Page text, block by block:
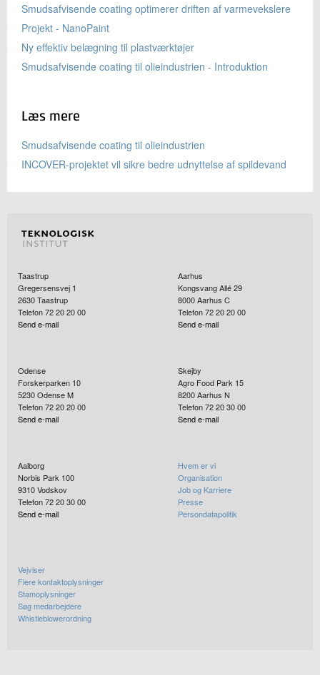
Smudsafvisende coating optimerer driften af varmevekslere
Projekt - NanoPaint
Ny effektiv belægning til plastværktøjer
Smudsafvisende coating til olieindustrien - Introduktion
Læs mere
Smudsafvisende coating til olieindustrien
INCOVER-projektet vil sikre bedre udnyttelse af spildevand
Taastrup
Gregersensvej 1
2630Taastrup
Telefon 72 20 20 00
Send e-mail
Aarhus
Kongsvang Allé 29
8000Aarhus C
Telefon 72 20 20 00
Send e-mail
Odense
Forskerparken 10
5230Odense M
Telefon 72 20 20 00
Send e-mail
Skejby
Agro Food Park 15
8200Aarhus N
Telefon 72 20 30 00
Send e-mail
Aalborg
Norbis Park 100
9310Vodskov
Telefon 72 20 30 00
Send e-mail
Hvem er vi
Organisation
Job og Karriere
Presse
Persondatapolitik
Vejviser
Flere kontaktoplysninger
Stamoplysninger
Søg medarbejdere
Whistleblowerordning